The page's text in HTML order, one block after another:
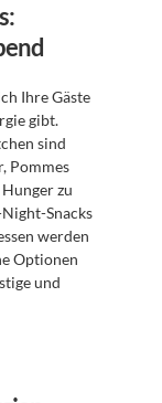
Ihre Gäste
gibt.
sind
Pommes
zu
Snacks
werden
Optionen
und